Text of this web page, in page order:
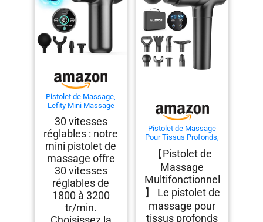
Pistolet de Massage,
Lefity Mini Massage
Massage
30 vitesses
réglables : notre
mini pistolet de
massage offre
30 vitesses
réglables de
1800 à 3200
tr/min.
Pistolet de Massage
Pour Tissus Profonds,
Percussion Pour les
Athlètes, Pistolet de
Massage Musculaire
Pour Soulager la
Douleur avec 8 Têtes
de Massage et 20
Vitesses (Noir Mat)
【Pistolet de
Massage
Multifonctionnel
】 Le pistolet de
massage pour
tissus profonds